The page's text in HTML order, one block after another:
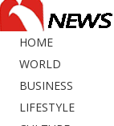
HOME
WORLD
BUSINESS
LIFESTYLE